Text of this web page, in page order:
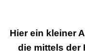
Hier ein kleiner
die mittels der